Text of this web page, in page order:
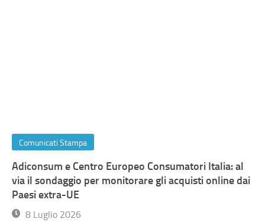
Comunicati Stampa
Adiconsum e Centro Europeo Consumatori Italia: al
via il sondaggio per monitorare gli acquisti online dai
Paesi extra-UE
8 Luglio 2026